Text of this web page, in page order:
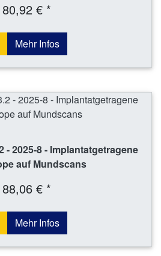
80,92 € *
Mehr Infos
- 2025-8 - Implantatgetragene
auf Mundscans
88,06 € *
Mehr Infos